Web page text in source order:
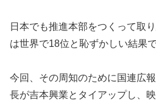
日本でも推進本部をつくって取
は世界で18位と恥ずかしい結果で
今回、その周知のために国連広
長が吉本興業とタイアップし、